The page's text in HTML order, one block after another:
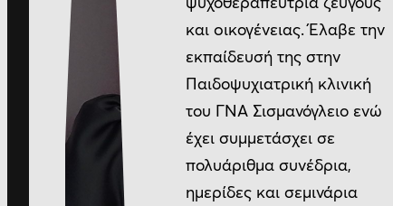
και oικογένειας. Έλαβε την
εκπαίδευσή της στην
Παιδοψυχιατρική κλινική
του ΓΝΑ Σισμανόγλειο ενώ
έχει συμμετάσχει σε
πολυάριθμα συνέδρια,
ημερίδες και σεμινάρια